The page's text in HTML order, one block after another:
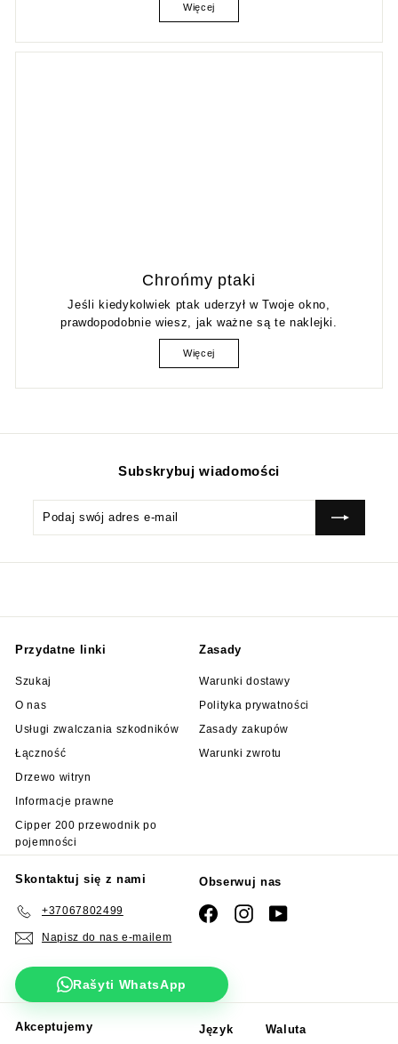
Więcej
Chrońmy ptaki
Jeśli kiedykolwiek ptak uderzył w Twoje okno,
prawdopodobnie wiesz, jak ważne są te naklejki.
Więcej
Subskrybuj wiadomości
e-
Przydatne linki
Szukaj
O nas
Usługi zwalczania szkodników
Łączność
Drzewo witryn
Informacje prawne
Cipper 200 przewodnik po
pojemności
Zasady
Warunki dostawy
Polityka prywatności
Zasady zakupów
Warunki zwrotu
Skontaktuj się z nami
+37067802499
Napisz do nas e-mailem
Obserwuj nas
FacebookInstagramYouTube
Rašyti WhatsApp
Akceptujemy Język Waluta